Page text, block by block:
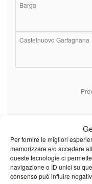
Per fornire le migliori
memorizzare e/o accedere
queste tecnologie ci
navigazione o ID unici su
consenso può influire
Barga
Castelnuovo Garfagnana
Calendario
« Lug
L
M M